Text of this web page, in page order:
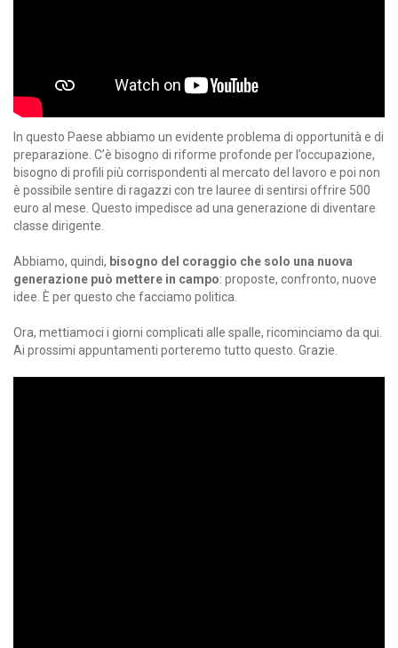
In questo Paese abbiamo un evidente problema di opportunità e di
preparazione. C’è bisogno di riforme profonde per l’occupazione,
bisogno di profili più corrispondenti al mercato del lavoro e poi non
è possibile sentire di ragazzi con tre lauree di sentirsi offrire 500
euro al mese. Questo impedisce ad una generazione di diventare
classe dirigente.
Abbiamo, quindi, bisogno del coraggio che solo una nuova
generazione può mettere in campo: proposte, confronto, nuove
idee. È per questo che facciamo politica.
Ora, mettiamoci i giorni complicati alle spalle, ricominciamo da qui.
Ai prossimi appuntamenti porteremo tutto questo. Grazie.